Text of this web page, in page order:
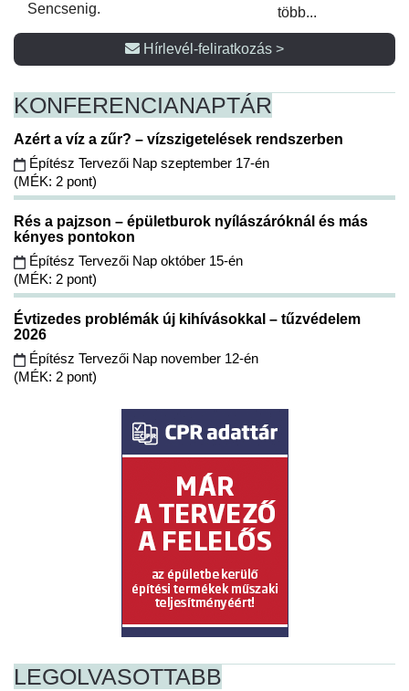
Sencsenig.
több...
Hírlevél-feliratkozás >
KONFERENCIANAPTÁR
Azért a víz a zűr? – vízszigetelések rendszerben
Építész Tervezői Nap szeptember 17-én
(MÉK: 2 pont)
Rés a pajzson – épületburok nyílászáróknál és más
kényes pontokon
Építész Tervezői Nap október 15-én
(MÉK: 2 pont)
Évtizedes problémák új kihívásokkal – tűzvédelem
2026
Építész Tervezői Nap november 12-én
(MÉK: 2 pont)
LEGOLVASOTTABB